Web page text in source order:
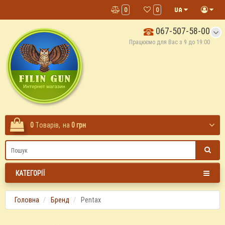
0
0
067-507-58-00
Працюємо для Вас з 9 до 19:00
0 Tоварів, на 0 грн
КАТЕГОРІЇ
Головна Бренд Pentax